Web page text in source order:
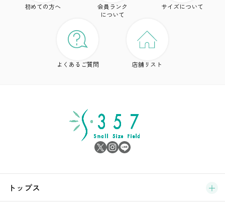
ブ
初めての方へ
会員ランク
について
サイズについて
よくあるご質問 店舗リスト
トップス